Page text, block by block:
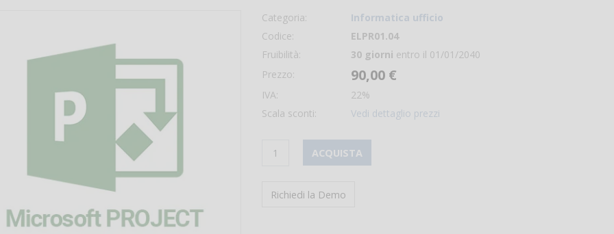
Categoria:
Informatica ufficio
Codice:
ELPR01.04
Fruibilità:
30 giorni entro il 01/01/2040
Prezzo:
90,00 €
IVA:
22%
Scala sconti:
Vedi dettaglio prezzi
ACQUISTA
Richiedi la Demo